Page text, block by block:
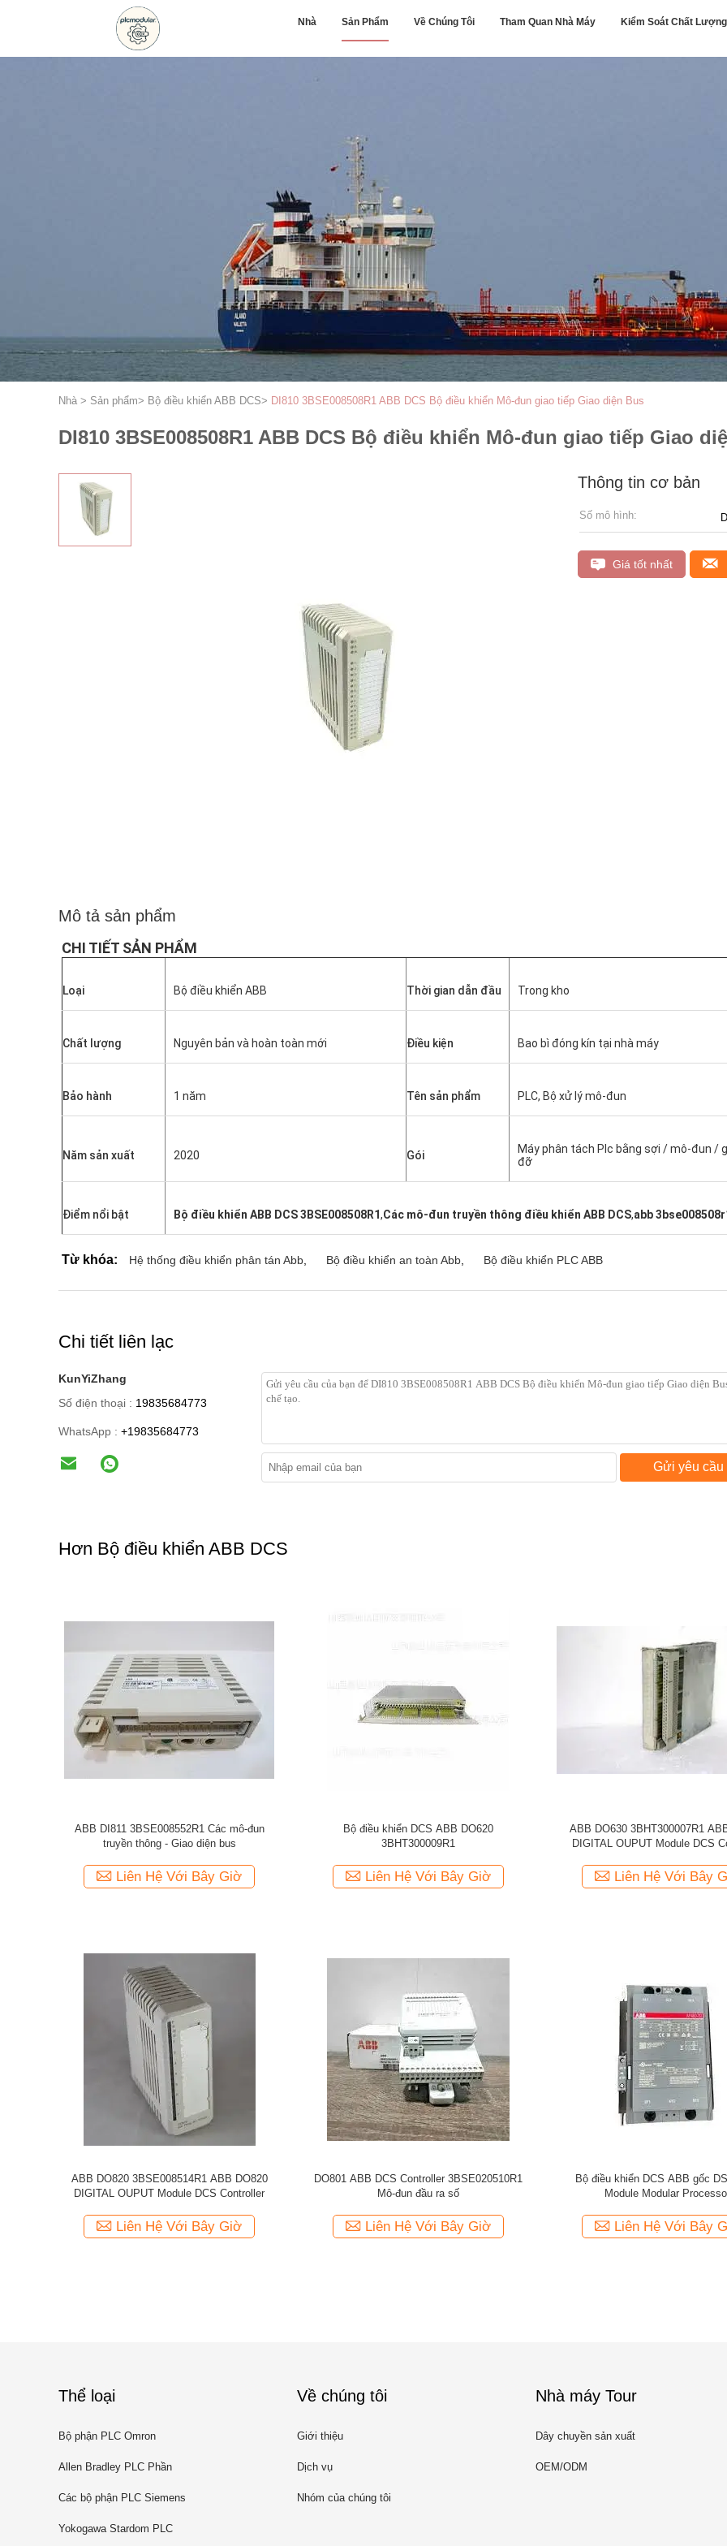
Nhà Sản Phẩm Về Chúng Tôi Tham Quan Nhà Máy Kiểm Soát Chất Lượng
Nhà > Sản phẩm> Bộ điều khiển ABB DCS> DI810 3BSE008508R1 ABB DCS Bộ điều khiển Mô-đun giao tiếp Giao diện Bus
DI810 3BSE008508R1 ABB DCS Bộ điều khiển Mô-đun giao tiếp Giao
Thông tin cơ bản
Số mô hình:
Giá tốt nhất
Mô tả sản phẩm
CHI TIẾT SẢN PHẨM
Loại Bộ điều khiển ABB Thời gian dẫn đầu Trong kho
Chất lượng Nguyên bản và hoàn toàn mới Điều kiện Bao bì đóng kín tại nhà máy
Bảo hành 1 năm Tên sản phẩm PLC, Bộ xử lý mô-đun
Năm sản xuất 2020 Gói
Máy phân tách Plc bằng sợi / mô-đun /
đỡ
Điểm nổi bật Bộ điều khiển ABB DCS 3BSE008508R1,Các mô-đun truyền thông điều khiển ABB DCS,abb
Từ khóa: Hệ thống điều khiển phân tán Abb Bộ điều khiển an toàn Abb Bộ điều khiển PLC ABB
Chi tiết liên lạc
KunYiZhang
Số điện thoại : 19835684773
WhatsApp : +19835684773
Gửi yêu cầu
Hơn Bộ điều khiển ABB DCS
ABB DI811 3BSE008552R1 Các mô-đun
truyền thông - Giao diện bus
Liên Hệ Với Bây Giờ
Bộ điều khiển DCS ABB DO620
3BHT300009R1
Liên Hệ Với Bây Giờ
ABB DO630 3BHT300007R1
DIGITAL OUPUT Module DCS
Liên Hệ Với Bây
ABB DO820 3BSE008514R1 ABB DO820
DIGITAL OUPUT Module DCS Controller
Liên Hệ Với Bây Giờ
DO801 ABB DCS Controller 3BSE020510R1
Mô-đun đầu ra số
Liên Hệ Với Bây Giờ
Bộ điều khiển DCS ABB gốc
Module Modular
Liên Hệ Với Bây
Thể loại
Bộ phận PLC Omron
Allen Bradley PLC Phần
Các bộ phận PLC Siemens
Yokogawa Stardom PLC
Về chúng tôi
Giới thiệu
Dịch vụ
Nhóm của chúng tôi
Nhà máy Tour
Dây chuyền sản xuất
OEM/ODM